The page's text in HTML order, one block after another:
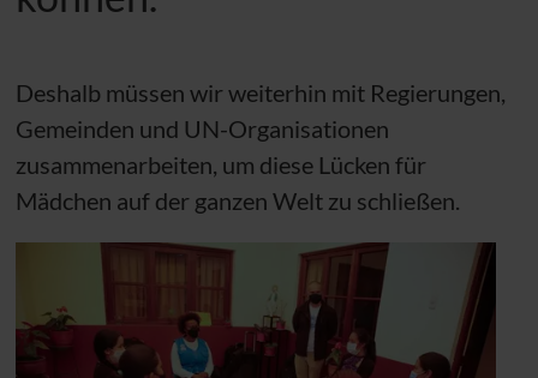
Deshalb müssen wir weiterhin mit Regierungen,
Gemeinden und UN-Organisationen
zusammenarbeiten, um diese Lücken für
Mädchen auf der ganzen Welt zu schließen.